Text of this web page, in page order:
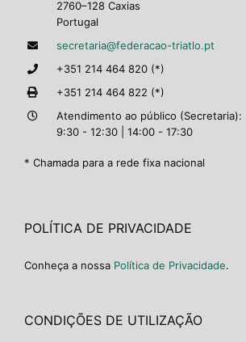
2760–128 Caxias
Portugal
secretaria@federacao-triatlo.pt
+351 214 464 820 (*)
+351 214 464 822 (*)
Atendimento ao público (Secretaria):
9:30 - 12:30 | 14:00 - 17:30
* Chamada para a rede fixa nacional
POLÍTICA DE PRIVACIDADE
Conheça a nossa Política de Privacidade.
CONDIÇÕES DE UTILIZAÇÃO